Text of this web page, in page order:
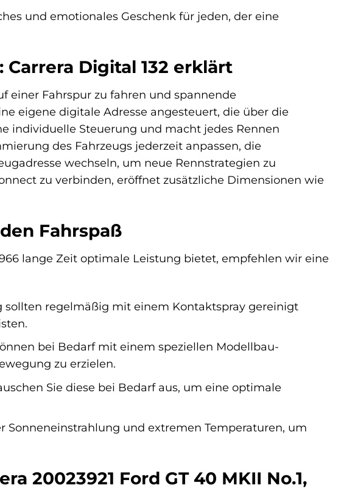
und emotionales Geschenk für jeden, der eine
Digital 132 erklärt
einer Fahrspur zu fahren und spannende
eigene digitale Adresse angesteuert, die über die
individuelle Steuerung und macht jedes Rennen
des Fahrzeugs jederzeit anpassen, die
wechseln, um neue Rennstrategien zu
zu verbinden, eröffnet zusätzliche Dimensionen wie
Fahrspaß
lange Zeit optimale Leistung bietet, empfehlen wir eine
sollten regelmäßig mit einem Kontaktspray gereinigt
bei Bedarf mit einem speziellen Modellbau-
zu erzielen.
Sie diese bei Bedarf aus, um eine optimale
Sonneneinstrahlung und extremen Temperaturen, um
20023921 Ford GT 40 MKII No.1,